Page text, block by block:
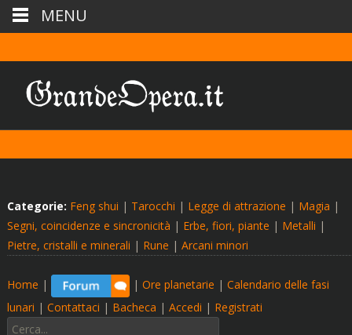
Categorie: Feng shui | Tarocchi | Legge di attrazione | Magia |
Segni, coincidenze e sincronicità | Erbe, fiori, piante | Metalli |
Pietre, cristalli e minerali | Rune | Arcani minori
Home | | Ore planetarie | Calendario delle fasi
lunari | Contattaci | Bacheca | Accedi | Registrati
Cerca:
MENU